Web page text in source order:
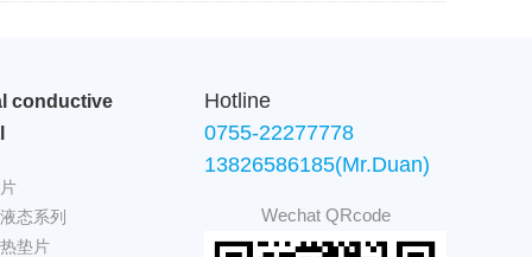
conductive
态系列
垫片
Hotline
0755-22277778
13826586185(Mr.Duan)
Wechat QRcode